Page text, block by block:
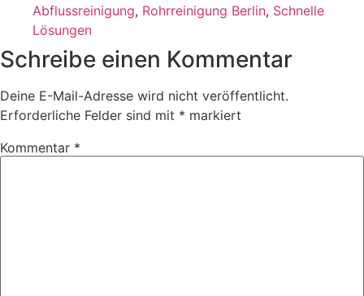
Abflussreinigung, Rohrreinigung Berlin, Schnelle
Lösungen
Schreibe einen Kommentar
Deine E-Mail-Adresse wird nicht veröffentlicht.
Erforderliche Felder sind mit * markiert
Kommentar *